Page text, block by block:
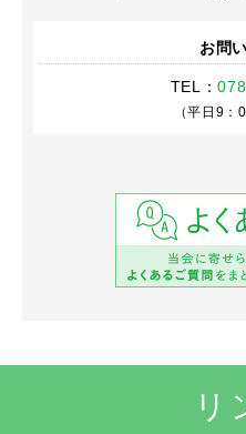
お問
TEL：
（平日9：
リ